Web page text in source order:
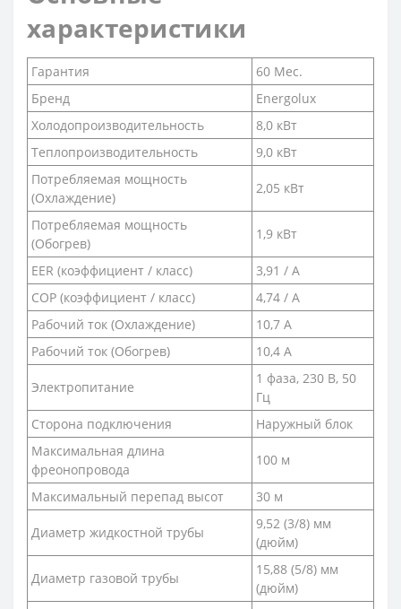
характеристики
Гарантия
60 Мес.
Бренд
Energolux
Холодопроизводительность
8,0 кВт
Теплопроизводительность
9,0 кВт
Потребляемая мощность
(Охлаждение)
2,05 кВт
Потребляемая мощность
(Обогрев)
1,9 кВт
EER (коэффициент / класс)
3,91 / А
COP (коэффициент / класс)
4,74 / А
Рабочий ток (Охлаждение)
10,7 A
Рабочий ток (Обогрев)
10,4 А
Электропитание
1 фаза, 230 В, 50
Гц
Сторона подключения
Наружный блок
Максимальная длина
фреонопровода
100 м
Максимальный перепад высот 30 м
Диаметр жидкостной трубы
9,52 (3/8) мм
(дюйм)
Диаметр газовой трубы
15,88 (5/8) мм
(дюйм)